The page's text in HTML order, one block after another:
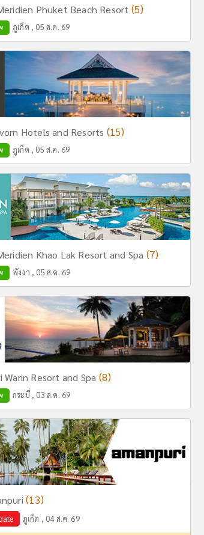
Phuket Beach Resort (5)
ภูเก็ต , 05 ส.ค. 69
Hotels and Resorts (15)
ภูเก็ต , 05 ส.ค. 69
Khao Lak Resort and Spa (7)
พังงา , 05 ส.ค. 69
Warin Resort and Spa (8)
กระบี่ , 03 ส.ค. 69
(13)
ภูเก็ต , 04 ส.ค. 69